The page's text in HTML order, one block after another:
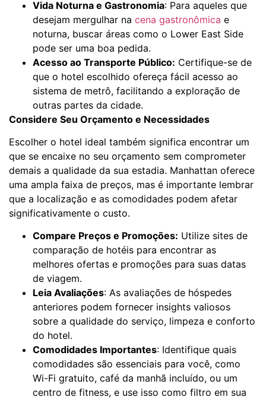
Vida Noturna e Gastronomia: Para aqueles que
desejam mergulhar na cena gastronômica e
noturna, buscar áreas como o Lower East Side
pode ser uma boa pedida.
Acesso ao Transporte Público: Certifique-se de
que o hotel escolhido ofereça fácil acesso ao
sistema de metrô, facilitando a exploração de
outras partes da cidade.
Considere Seu Orçamento e Necessidades
Escolher o hotel ideal também significa encontrar um
que se encaixe no seu orçamento sem comprometer
demais a qualidade da sua estadia. Manhattan oferece
uma ampla faixa de preços, mas é importante lembrar
que a localização e as comodidades podem afetar
significativamente o custo.
Compare Preços e Promoções: Utilize sites de
comparação de hotéis para encontrar as
melhores ofertas e promoções para suas datas
de viagem.
Leia Avaliações: As avaliações de hóspedes
anteriores podem fornecer insights valiosos
sobre a qualidade do serviço, limpeza e conforto
do hotel.
Comodidades Importantes: Identifique quais
comodidades são essenciais para você, como
Wi-Fi gratuito, café da manhã incluído, ou um
centro de fitness, e use isso como filtro em sua